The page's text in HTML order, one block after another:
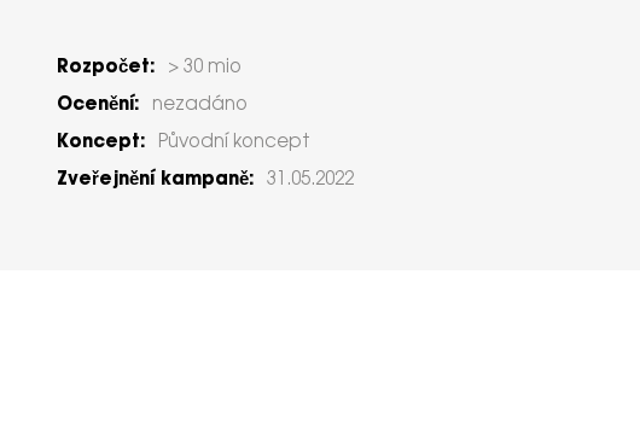
Rozpočet: > 30 mio
Ocenění: nezadáno
Koncept: Původní koncept
Zveřejnění kampaně: 31.05.2022